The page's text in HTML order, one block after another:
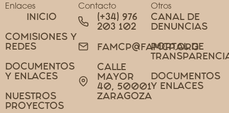
Enlaces
INICIO
COMISIONES Y
REDES
DOCUMENTOS
Y ENLACES
NUESTROS
PROYECTOS
Contacto
(+34) 976
203 102
FAMCP@FAMCP.ORG
CALLE
MAYOR
40, 50001
ZARAGOZA
Otros
CANAL DE
DENUNCIAS
PORTAL DE
DOCUMENTOS
Y ENLACES